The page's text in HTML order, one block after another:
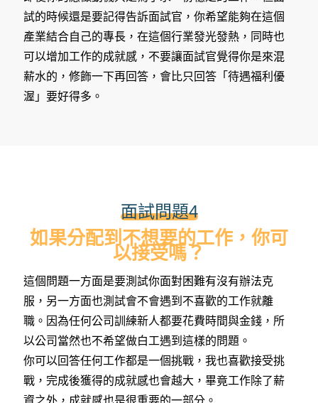
試的時候還是要記得告訴面試官，你希望能夠在這個
產業結合自己的專長，在這個行業發光發熱，同時也
可以增加工作的成就感，不要讓面試官覺得你是來混
薪水的，修飾一下再回答，會比只回答「待遇福利優
渥」要好得多。
面試問題4
如果分配到不想要的工作，你可
以接受嗎？
這個問題一方面是要測試你面對困難有沒有辦法克
服，另一方面也測試會不會遇到不喜歡的工作就離
職。因為任何公司訓練新人都要花費時間與金錢，所
以公司當然也不希望做白工遇到這樣的問題。
你可以回答任何工作都是一個挑戰，我也喜歡接受挑
戰，完成後獲得的成就感也會越大，畢竟工作除了薪
資之外，成就感也是很重要的一部分。